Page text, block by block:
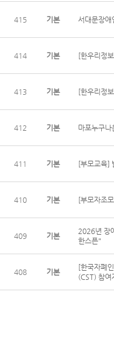
415 기본 서대문장애
414 기본 [한우리정
413 기본 [한우리정
412 기본 마포누구나
411 기본 [부모교육]
410 기본 [부모자조
409 기본
2026년 장
한스픈"
408 기본
[한국자폐
(CST) 참여